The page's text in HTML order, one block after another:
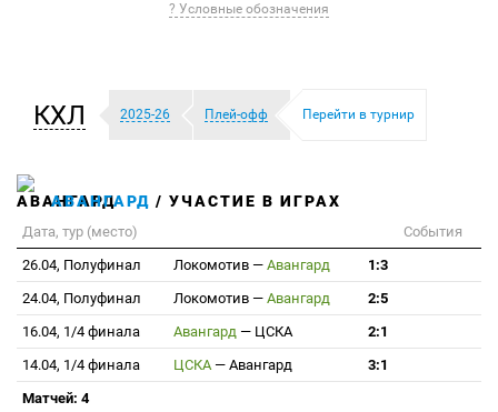
? Условные обозначения
КХЛ 2025-26 Плей-офф Перейти в турнир
АВАНГАРД / УЧАСТИЕ В ИГРАХ
Дата, тур (место)
События
26.04, Полуфинал
Локомотив — Авангард
1:3
24.04, Полуфинал
Локомотив — Авангард
2:5
16.04, 1/4 финала
Авангард — ЦСКА
2:1
14.04, 1/4 финала
ЦСКА — Авангард
3:1
Матчей: 4